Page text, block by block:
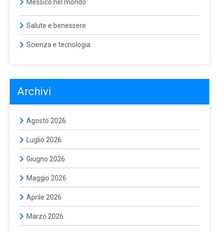
Messico nel mondo
Salute e benessere
Scienza e tecnologia
Archivi
Agosto 2026
Luglio 2026
Giugno 2026
Maggio 2026
Aprile 2026
Marzo 2026